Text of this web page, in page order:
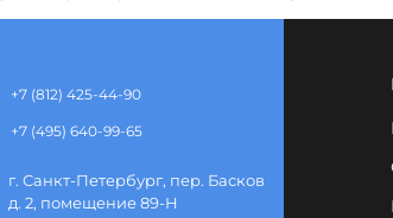
+7 (812) 425-44-90
+7 (495) 640-99-65
г. Санкт-Петербург, пер. Басков
д. 2, помещение 89-Н